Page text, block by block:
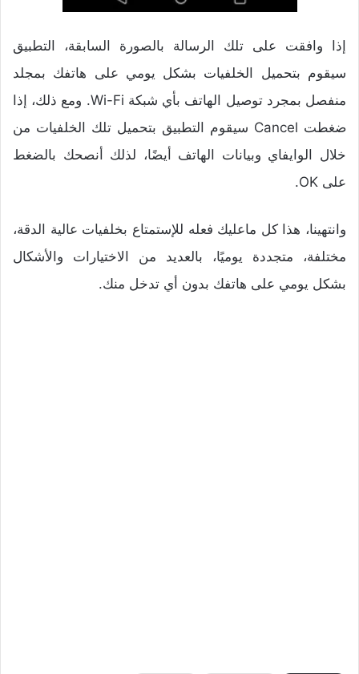
إذا وافقت على تلك الرسالة بالصورة السابقة، التطبيق
سيقوم بتحميل الخلفيات بشكل يومي على هاتفك بمجلد
منفصل بمجرد توصيل الهاتف بأي شبكة Wi-Fi. ومع ذلك، إذا
ضغطت Cancel سيقوم التطبيق بتحميل تلك الخلفيات من
خلال الوايفاي وبيانات الهاتف أيضًا، لذلك أنصحك بالضغط
على OK.
وانتهينا، هذا كل ماعليك فعله للإستمتاع بخلفيات عالية الدقة،
مختلفة، متجددة يوميًا، بالعديد من الاختيارات والأشكال
بشكل يومي على هاتفك بدون أي تدخل منك.